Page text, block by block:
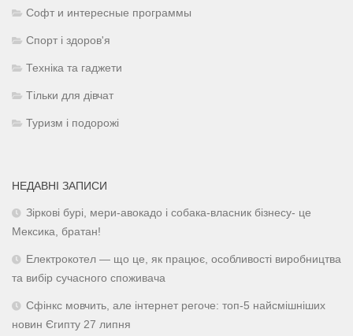
Софт и интересные программы
Спорт і здоров'я
Техніка та гаджети
Тільки для дівчат
Туризм і подорожі
НЕДАВНІ ЗАПИСИ
Зіркові бурі, мери-авокадо і собака-власник бізнесу- це
Мексика, братан!
Електрокотел — що це, як працює, особливості виробництва
та вибір сучасного споживача
Сфінкс мовчить, але інтернет регоче: топ-5 найсмішніших
новин Єгипту 27 липня